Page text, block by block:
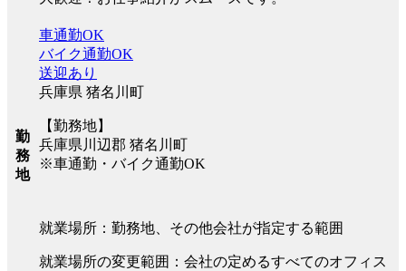
勤
務
地
車通勤OK
バイク通勤OK
送迎あり
兵庫県 猪名川町
【勤務地】
兵庫県川辺郡 猪名川町
※車通勤・バイク通勤OK
就業場所：勤務地、その他会社が指定する範囲
就業場所の変更範囲：会社の定めるすべてのオフィス